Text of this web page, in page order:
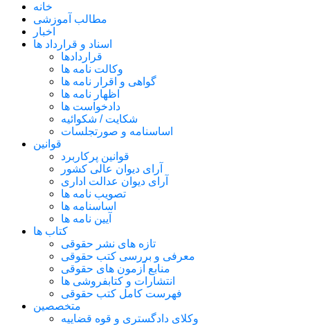
خانه
مطالب آموزشی
اخبار
اسناد و قرارداد ها
قراردادها
وکالت نامه ها
گواهی و اقرار نامه ها
اظهار نامه ها
دادخواست ها
شکایت / شکوائیه
اساسنامه و صورتجلسات
قوانین
قوانین پرکاربرد
آرای دیوان عالی کشور
آرای دیوان عدالت اداری
تصویب نامه ها
اساسنامه ها
آیین نامه ها
کتاب ها
تازه های نشر حقوقی
معرفی و بررسی کتب حقوقی
منابع آزمون های حقوقی
انتشارات و کتابفروشی ها
فهرست کامل کتب حقوقی
متخصصین
وکلای دادگستری و قوه قضاییه